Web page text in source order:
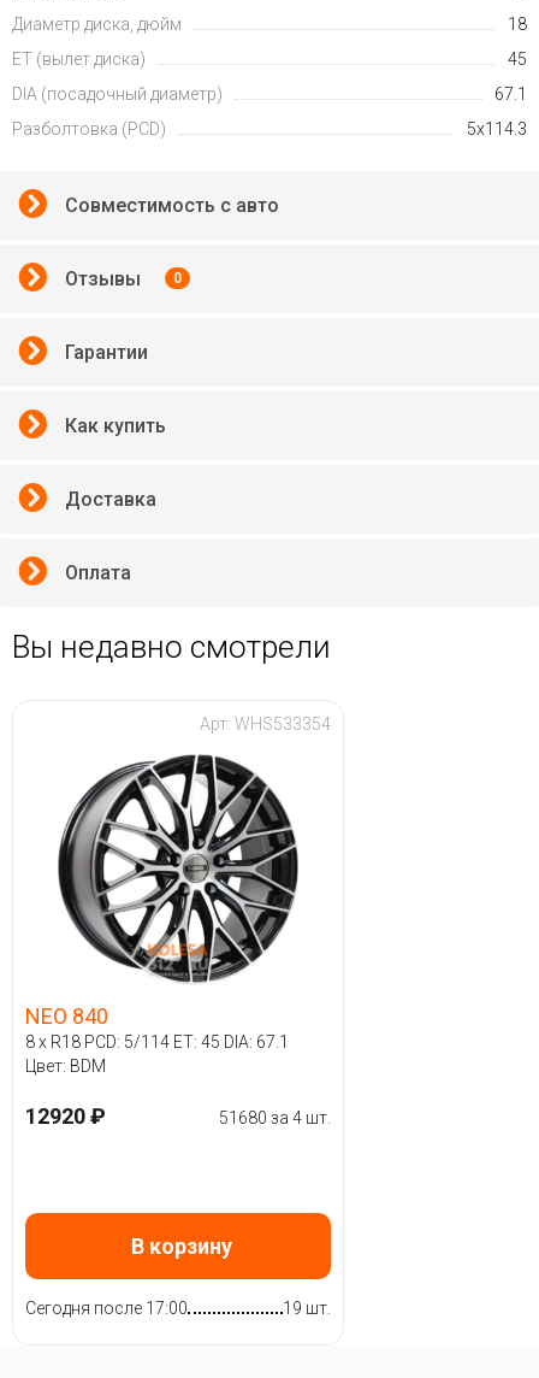
Диаметр диска, дюйм
18
ET (вылет диска)
45
DIA (посадочный диаметр)
67.1
Разболтовка (PCD)
5x114.3
Совместимость с авто
Отзывы 0
Гарантии
Как купить
Доставка
Оплата
Вы недавно смотрели
Арт: WHS533354
NEO 840
8 x R18 PCD: 5/114 ET: 45 DIA: 67.1
Цвет: BDM
12920 ₽ 51680 за 4 шт.
В корзину
Сегодня после 17:00 19 шт.